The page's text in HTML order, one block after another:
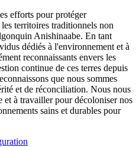
efforts pour protéger
territoires traditionnels non
Anishinaabe. En tant
dédiés à l'environnement et à
reconnaissants envers les
continue de ces terres depuis
que nous sommes
et de réconciliation. Nous nous
et à travailler pour décoloniser nos
sains et durables pour